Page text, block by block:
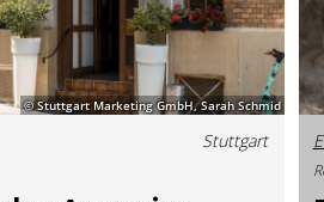
© Stuttgart Marketing GmbH, Sarah Schmid
Stuttgart